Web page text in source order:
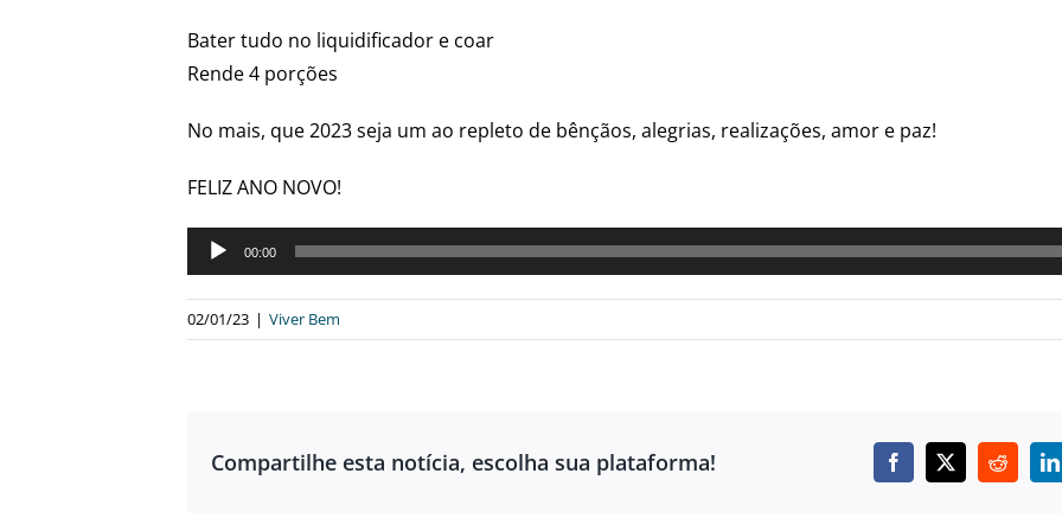
Bater tudo no liquidificador e coar
Rende 4 porções
No mais, que 2023 seja um ao repleto de bênçãos, alegrias, realizações, amor e paz!
FELIZ ANO NOVO!
Tocador
de
áudio
00:00
02/01/23 | Viver Bem
Compartilhe esta notícia, escolha sua plataforma! Facebook
X Reddit